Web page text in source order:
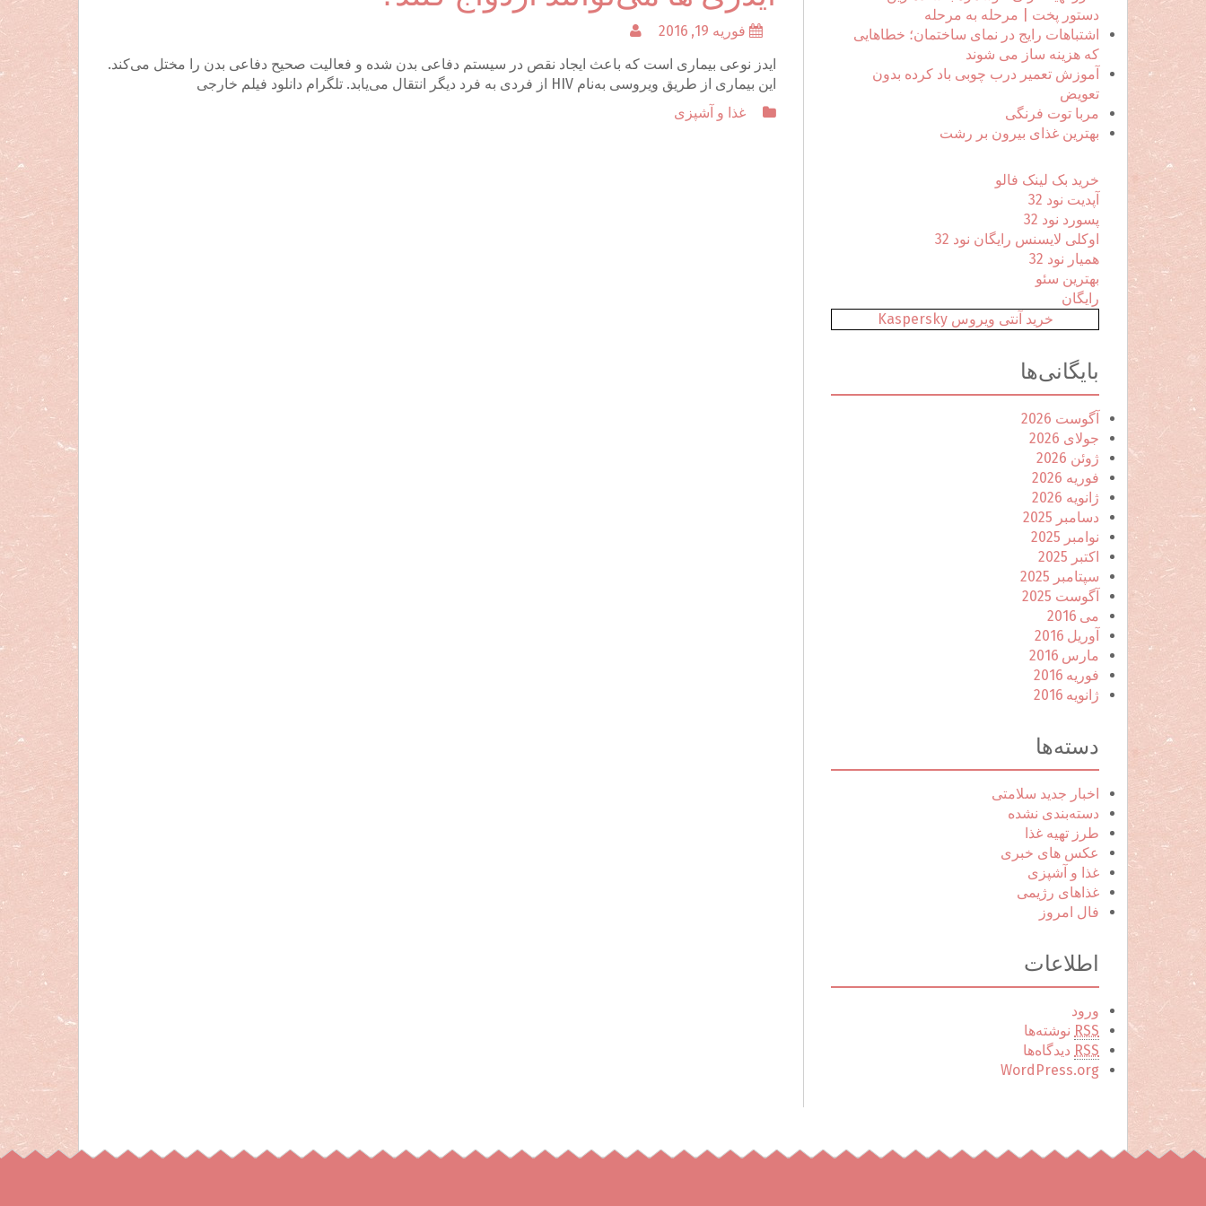
فوریه 19, 2016
ایدز نوعی بیماری است که باعث ایجاد نقص در سیستم دفاعی بدن شده و فعالیت صحیح دفاعی بدن را مختل می‌کند.
این بیماری از طریق ویروسی به‌نام HIV از فردی به فرد دیگر انتقال می‌یابد. تلگرام دانلود فیلم خارجی
غذا و آشپزی
ا
ی
:
دستور پخت | مرحله به مرحله
اشتباهات رایج در نمای ساختمان؛ خطاهایی
که هزینه ساز می شوند
آموزش تعمیر درب چوبی باد کرده بدون
تعویض
مربا توت فرنگی
بهترین غذای بیرون بر رشت
خرید بک لینک فالو
آپدیت نود 32
پسورد نود 32
اوکلی لایسنس رایگان نود 32
همیار نود 32
بهترین سئو
رایگان
خرید آنتی ویروس Kaspersky
بایگانی‌ها
آگوست 2026
جولای 2026
ژوئن 2026
فوریه 2026
ژانویه 2026
دسامبر 2025
نوامبر 2025
اکتبر 2025
سپتامبر 2025
آگوست 2025
می 2016
آوریل 2016
مارس 2016
فوریه 2016
ژانویه 2016
دسته‌ها
اخبار جدید سلامتی
دسته‌بندی نشده
طرز تهیه غذا
عکس های خبری
غذا و آشپزی
غذاهای رژیمی
فال امروز
اطلاعات
ورود
RSS نوشته‌ها
RSS دیدگاه‌ها
WordPress.org